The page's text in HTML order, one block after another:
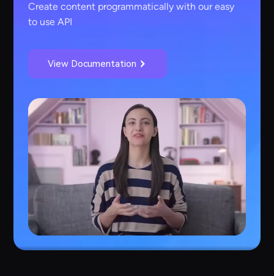
Create content programmatically with our easy
to use API
View Documentation